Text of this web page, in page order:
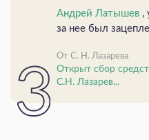
Андрей Латышев ,
за нее был
От С. Н. Лазарева
Открыт сбор
С.Н. Лазарев...